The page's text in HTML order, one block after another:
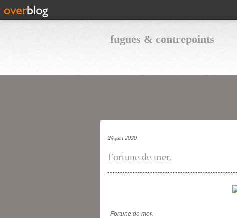
fugues & contrepoints
24 juin 2020
Fortune de mer.
Fortune de mer.